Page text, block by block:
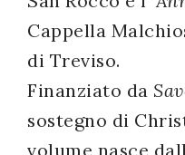
Cappella
di Treviso.
Finanziato da
sostegno di
volume nasce